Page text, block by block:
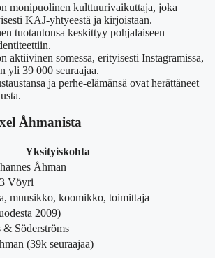
monipuolinen kulttuurivaikuttaja, joka
KAJ-yhtyeestä ja kirjoistaan.
tuotantonsa keskittyy pohjalaiseen
aktiivinen somessa, erityisesti Instagramissa,
yli 39 000 seuraajaa.
ja perhe-elämänsä ovat herättäneet
Åhmanista
Yksityiskohta
Åhman
Vöyri
muusikko, koomikko, toimittaja
2009)
& Söderströms
(39k seuraajaa)